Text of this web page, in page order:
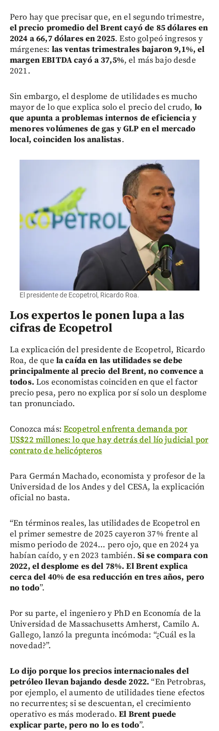
Pero hay que precisar que, en el segundo trimestre,
el precio promedio del Brent cayó de 85 dólares en
2024 a 66,7 dólares en 2025. Esto golpeó ingresos y
márgenes: las ventas trimestrales bajaron 9,1%, el
margen EBITDA cayó a 37,5%, el más bajo desde
2021.
Sin embargo, el desplome de utilidades es mucho
mayor de lo que explica solo el precio del crudo, lo
que apunta a problemas internos de eficiencia y
menores volúmenes de gas y GLP en el mercado
local, coinciden los analistas.
El presidente de Ecopetrol, Ricardo Roa.
Los expertos le ponen lupa a las
cifras de Ecopetrol
La explicación del presidente de Ecopetrol, Ricardo
Roa, de que la caída en las utilidades se debe
principalmente al precio del Brent, no convence a
todos. Los economistas coinciden en que el factor
precio pesa, pero no explica por sí solo un desplome
tan pronunciado.
Conozca más: Ecopetrol enfrenta demanda por
US$22 millones: lo que hay detrás del lío judicial por
contrato de helicópteros
Para Germán Machado, economista y profesor de la
Universidad de los Andes y del CESA, la explicación
oficial no basta.
“En términos reales, las utilidades de Ecopetrol en
el primer semestre de 2025 cayeron 37% frente al
mismo periodo de 2024... pero ojo, que en 2024 ya
habían caído, y en 2023 también. Si se compara con
2022, el desplome es del 78%. El Brent explica
cerca del 40% de esa reducción en tres años, pero
no todo”.
Por su parte, el ingeniero y PhD en Economía de la
Universidad de Massachusetts Amherst, Camilo A.
Gallego, lanzó la pregunta incómoda: “¿Cuál es la
novedad?”.
Lo dijo porque los precios internacionales del
petróleo llevan bajando desde 2022. “En Petrobras,
por ejemplo, el aumento de utilidades tiene efectos
no recurrentes; si se descuentan, el crecimiento
operativo es más moderado.El Brent puede
explicar parte, pero no lo es todo”.